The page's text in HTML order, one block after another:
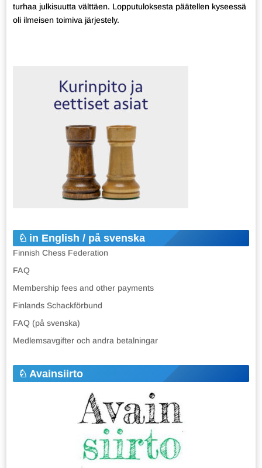
turhaa julkisuutta välttäen. Lopputuloksesta päätellen kyseessä
oli ilmeisen toimiva järjestely.
in English / på svenska
Finnish Chess Federation
FAQ
Membership fees and other payments
Finlands Schackförbund
FAQ (på svenska)
Medlemsavgifter och andra betalningar
Avainsiirto